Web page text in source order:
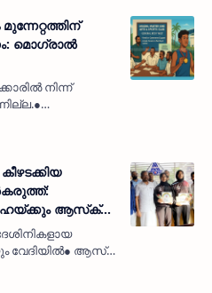
മൊഗ്രാൽ
നിന്ന്
കാരംസ്
ആസ്‌ക്
വേദിയിൽ● ആസ്‌ക്
വിവിധ
ബിരുദം